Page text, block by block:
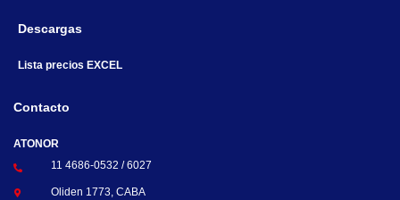
Descargas
Lista precios EXCEL
Contacto
ATONOR
11 4686-0532 / 6027
Oliden 1773, CABA